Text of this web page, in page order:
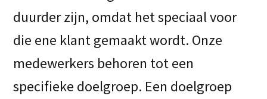
duurder zijn, omdat het speciaal voor
die ene klant gemaakt wordt. Onze
medewerkers behoren tot een
specifieke doelgroep. Een doelgroep